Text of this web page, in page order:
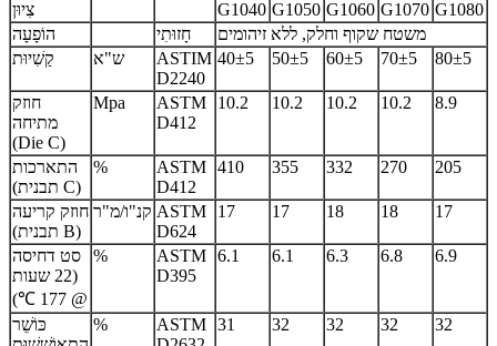
צִיוּן G1040 G1050 G1060 G1070 G1080
הוֹפָעָה
חָזוּתִי
משטח שקוף וחלק, ללא זיהומים
קַשִׁיוּת
ש"א
ASTIM
D2240
40±5 50±5 60±5 70±5 80±5
חוזק
מתיחה
(Die C)
Mpa
ASTM
D412
10.2 10.2 10.2 10.2 8.9
התארכות
(תבנית C)
%
ASTM
D412
410 355 332 270 205
חוזק קריעה
(תבנית B)
קנ"ו/מ"ר ASTM
D624
17 17 18 18 17
סט דחיסה
(22 שעות
@ 177 ℃)
%
ASTM
D395
6.1 6.1 6.3 6.8 6.9
כּוֹשֵׁר
%
ASTM 31 32 32 32 32